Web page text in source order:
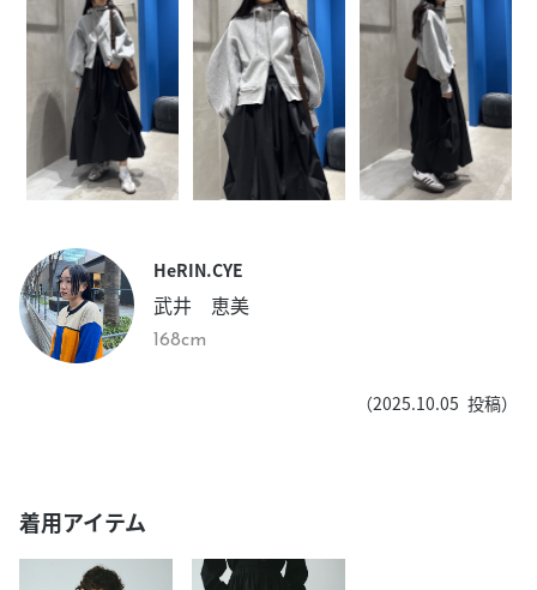
HeRIN.CYE
武井 恵美
168cm
（2025.10.05 投稿）
着用アイテム